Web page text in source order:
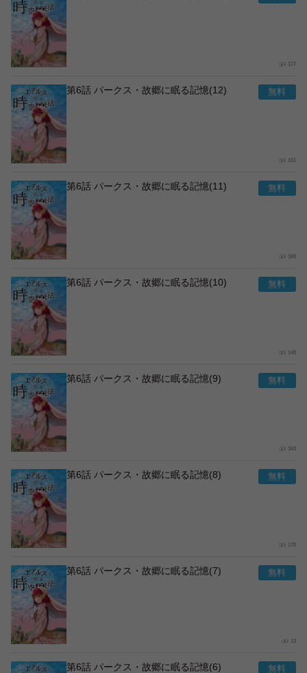
177
第6話 パークス・故郷に眠る記憶(12)
161
第6話 パークス・故郷に眠る記憶(11)
168
第6話 パークス・故郷に眠る記憶(10)
148
第6話 パークス・故郷に眠る記憶(9)
163
第6話 パークス・故郷に眠る記憶(8)
178
第6話 パークス・故郷に眠る記憶(7)
13
第6話 パークス・故郷に眠る記憶(6)